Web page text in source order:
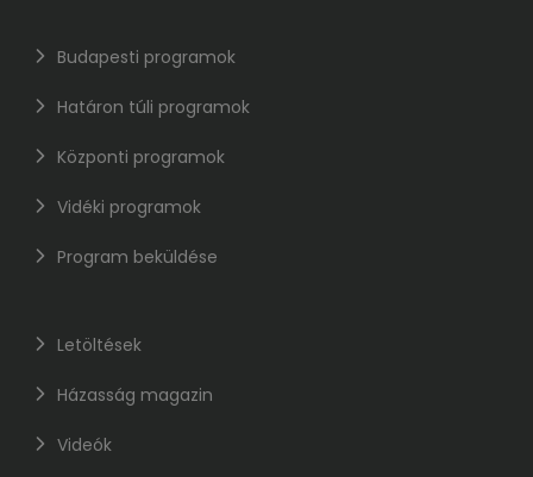
Budapesti programok
Határon túli programok
Központi programok
Vidéki programok
Program beküldése
Letöltések
Házasság magazin
Videók